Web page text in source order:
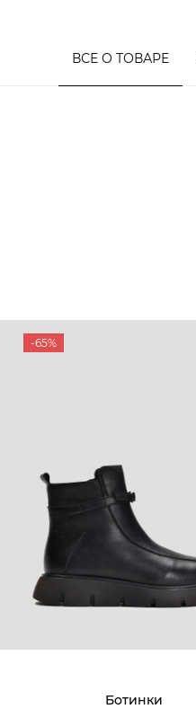
ВСЕ О ТОВАРЕ
-65%
Ботинки